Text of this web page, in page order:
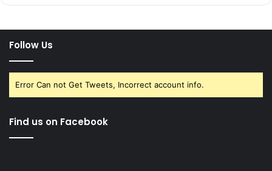
Follow Us
Error Can not Get Tweets, Incorrect account info.
Find us on Facebook